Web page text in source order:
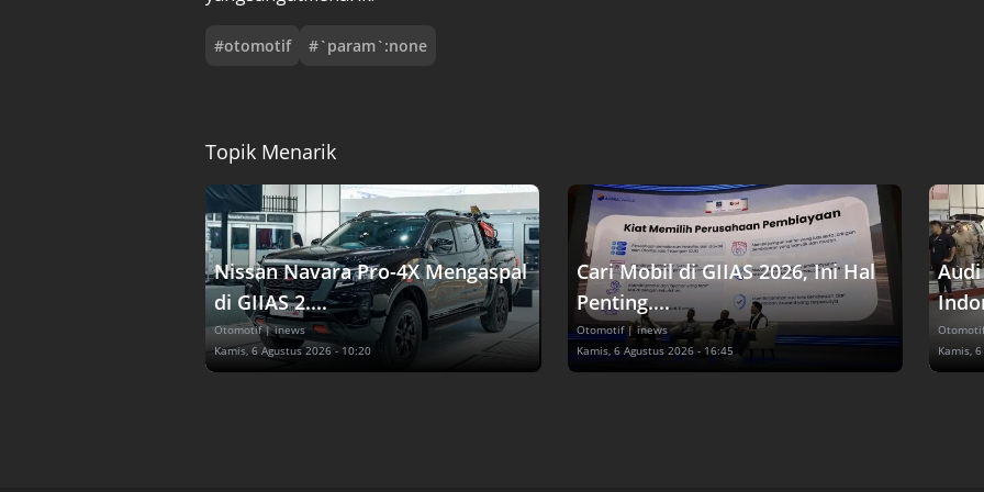
#otomotif #`param`:none
Topik Menarik
Nissan Navara Pro-4X Mengaspal
di GIIAS 2....
Otomotif | inews
Kamis, 6 Agustus 2026 - 10:20
Cari Mobil di GIIAS 2026, Ini Hal
Penting....
Otomotif | inews
Kamis, 6 Agustus 2026 - 16:45
Kamis,